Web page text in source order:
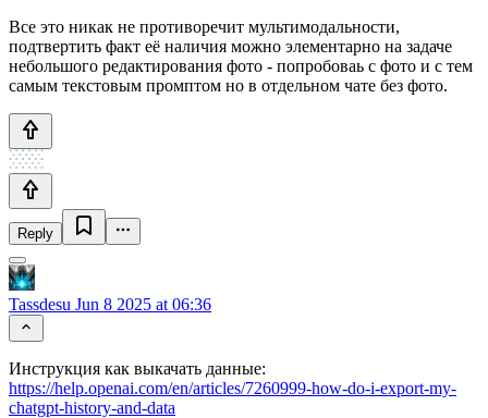
Все это никак не противоречит мультимодальности,
подтвертить факт её наличия можно элементарно на задаче
небольшого редактирования фото - попробоваь с фото и с тем
самым текстовым промптом но в отдельном чате без фото.
Reply
Tassdesu Jun 8 2025 at 06:36
Инструкция как выкачать данные:
https://help.openai.com/en/articles/7260999-how-do-i-export-my-
chatgpt-history-and-data